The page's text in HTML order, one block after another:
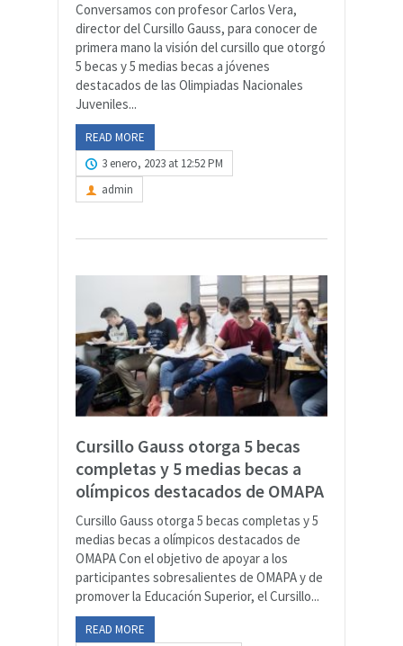
Conversamos con profesor Carlos Vera,
director del Cursillo Gauss, para conocer de
primera mano la visión del cursillo que otorgó
5 becas y 5 medias becas a jóvenes
destacados de las Olimpiadas Nacionales
Juveniles...
READ MORE
3 enero, 2023 at 12:52 PM
admin
Cursillo Gauss otorga 5 becas
completas y 5 medias becas a
olímpicos destacados de OMAPA
Cursillo Gauss otorga 5 becas completas y 5
medias becas a olímpicos destacados de
OMAPA Con el objetivo de apoyar a los
participantes sobresalientes de OMAPA y de
promover la Educación Superior, el Cursillo...
READ MORE